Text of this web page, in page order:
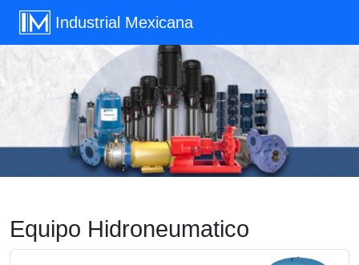
Industrial Mexicana
Previous
Equipo Hidroneumatico